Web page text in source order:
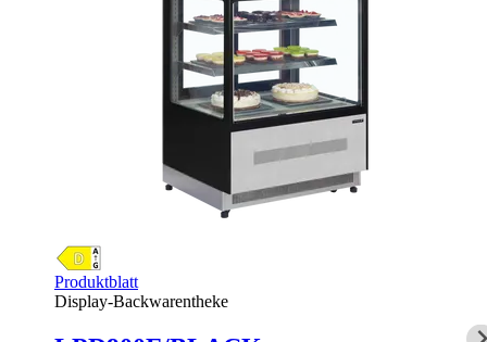
Produktblatt
Display-Backwarentheke